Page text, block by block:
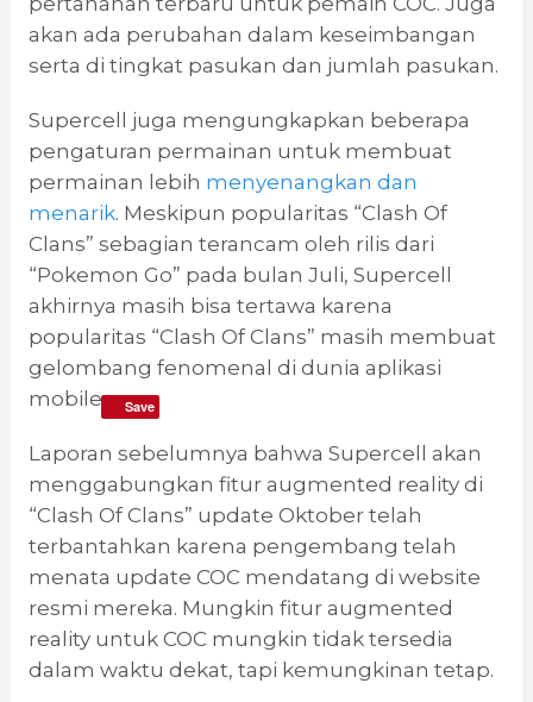
akan ada perubahan dalam keseimbangan
serta di tingkat pasukan dan jumlah pasukan.
Supercell juga mengungkapkan beberapa
pengaturan permainan untuk membuat
permainan lebih menyenangkan dan
menarik. Meskipun popularitas “Clash Of
Clans” sebagian terancam oleh rilis dari
“Pokemon Go” pada bulan Juli, Supercell
akhirnya masih bisa tertawa karena
popularitas “Clash Of Clans” masih membuat
gelombang fenomenal di dunia aplikasi
mobile.
Laporan sebelumnya bahwa Supercell akan
menggabungkan fitur augmented reality di
“Clash Of Clans” update Oktober telah
terbantahkan karena pengembang telah
menata update COC mendatang di website
resmi mereka. Mungkin fitur augmented
reality untuk COC mungkin tidak tersedia
dalam waktu dekat, tapi kemungkinan tetap.
Save